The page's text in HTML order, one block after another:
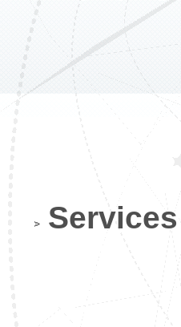
Services